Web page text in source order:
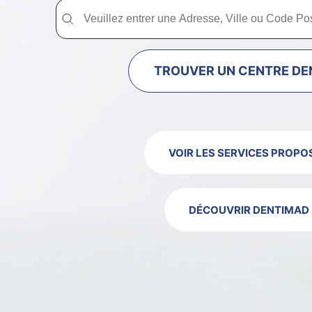
Trouver un centre dentaire Dentimad près
Trouver un centre dentaire Dentimad près de chez vous
TROUVER UN CENTRE
VOIR LES SERVICES
DÉCOUVRIR DENTIMAD